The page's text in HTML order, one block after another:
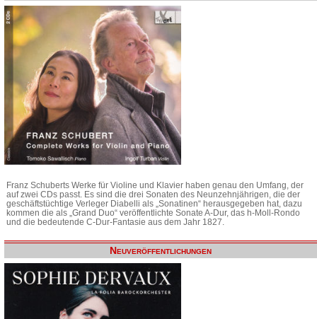
Franz Schuberts Werke für Violine und Klavier haben genau den Umfang, der
auf zwei CDs passt. Es sind die drei Sonaten des Neunzehnjährigen, die der
geschäftstüchtige Verleger Diabelli als „Sonatinen“ herausgegeben hat, dazu
kommen die als „Grand Duo“ veröffentlichte Sonate A-Dur, das h-Moll-Rondo
und die bedeutende C-Dur-Fantasie aus dem Jahr 1827.
Neuveröffentlichungen